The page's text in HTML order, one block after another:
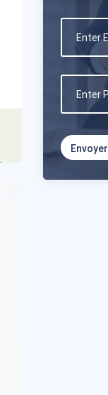
Envoyer